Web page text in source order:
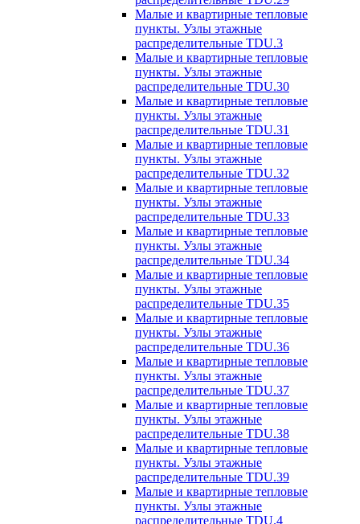
Малые и квартирные тепловые
пункты. Узлы этажные
распределительные TDU.3
Малые и квартирные тепловые
пункты. Узлы этажные
распределительные TDU.30
Малые и квартирные тепловые
пункты. Узлы этажные
распределительные TDU.31
Малые и квартирные тепловые
пункты. Узлы этажные
распределительные TDU.32
Малые и квартирные тепловые
пункты. Узлы этажные
распределительные TDU.33
Малые и квартирные тепловые
пункты. Узлы этажные
распределительные TDU.34
Малые и квартирные тепловые
пункты. Узлы этажные
распределительные TDU.35
Малые и квартирные тепловые
пункты. Узлы этажные
распределительные TDU.36
Малые и квартирные тепловые
пункты. Узлы этажные
распределительные TDU.37
Малые и квартирные тепловые
пункты. Узлы этажные
распределительные TDU.38
Малые и квартирные тепловые
пункты. Узлы этажные
распределительные TDU.39
Малые и квартирные тепловые
пункты. Узлы этажные
распределительные TDU.4